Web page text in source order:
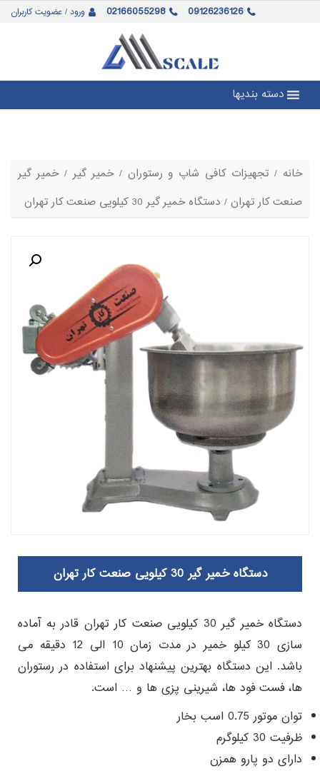
ورود / عضویت کاربران 02166055298 09126236126
دسته بندیها
خانه / تجهیزات کافی شاپ و رستوران /خمیر گیر/خمیر گیر
صنعت کار تهران/ دستگاه خمیر گیر 30 کیلویی صنعت کار تهران
دستگاه خمیر گیر 30 کیلویی صنعت کار تهران
دستگاه خمیر گیر 30 کیلویی صنعت کار تهران قادر به آماده
سازی 30 کیلو خمیر در مدت زمان 10 الی 12 دقیقه می
باشد. این دستگاه بهترین پیشنهاد برای استفاده در رستوران
ها، فست فود ها، شیرینی پزی ها و … است.
توان موتور 0.75 اسب بخار
ظرفیت 30 کیلوگرم
دارای دو پارو همزن